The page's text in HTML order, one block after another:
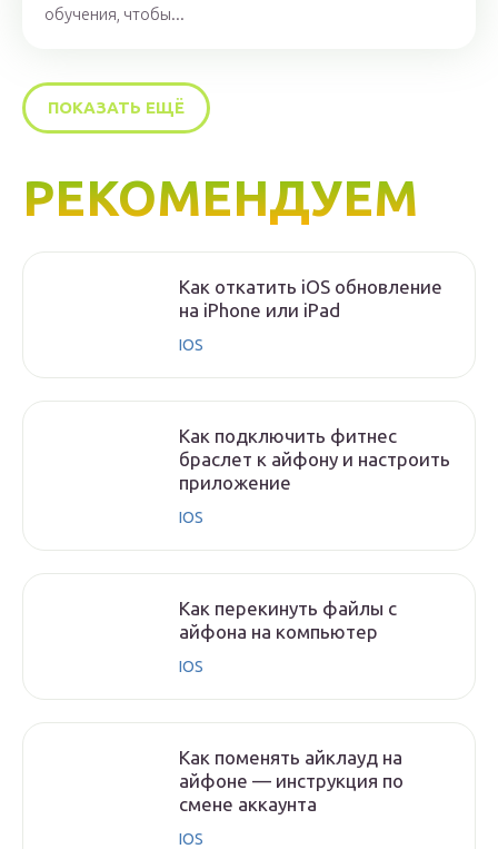
обучения, чтобы...
ПОКАЗАТЬ ЕЩЁ
РЕКОМЕНДУЕМ
Как откатить iOS обновление
на iPhone или iPad
IOS
Как подключить фитнес
браслет к айфону и настроить
приложение
IOS
Как перекинуть файлы с
айфона на компьютер
IOS
Как поменять айклауд на
айфоне — инструкция по
смене аккаунта
IOS